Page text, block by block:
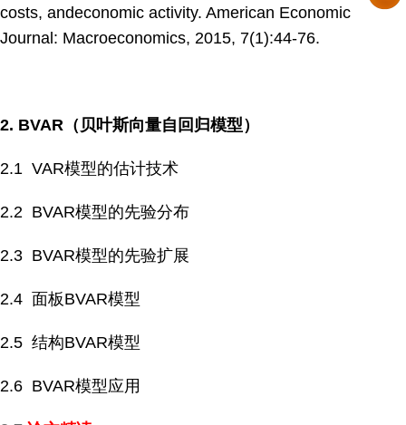
costs, andeconomic activity. American Economic
Journal: Macroeconomics, 2015, 7(1):44-76.
2. BVAR （贝叶斯向量自回归模型）
2.1 VAR模型的估计技术
2.2 BVAR模型的先验分布
2.3 BVAR模型的先验扩展
2.4 面板BVAR模型
2.5 结构BVAR模型
2.6 BVAR模型应用